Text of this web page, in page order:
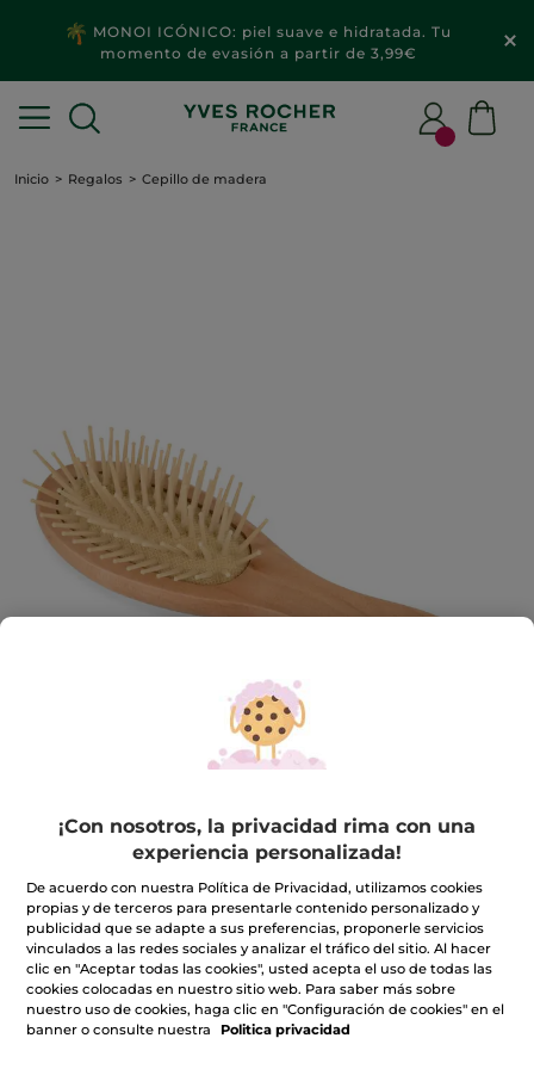
MONOI ICÓNICO: piel suave e hidratada. Tu
momento de evasión a partir de 3,99€
Inicio Regalos Cepillo de madera
Cepillo de madera
Cepillo de madera
★★★★★
★★★★★
No
valoraciones
de
INCLUIR UNA RESEÑA
Avísame cuando haya stock
¡Con nosotros, la privacidad rima con una
experiencia personalizada!
De acuerdo con nuestra Política de Privacidad, utilizamos cookies
propias y de terceros para presentarle contenido personalizado y
publicidad que se adapte a sus preferencias, proponerle servicios
vinculados a las redes sociales y analizar el tráfico del sitio. Al hacer
clic en "Aceptar todas las cookies", usted acepta el uso de todas las
cookies colocadas en nuestro sitio web. Para saber más sobre
nuestro uso de cookies, haga clic en "Configuración de cookies" en el
banner o consulte nuestra
Politica privacidad